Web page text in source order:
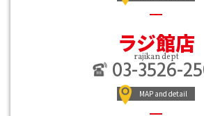
ラジ館店
rajikan dept
03-3526-
MAP and detail